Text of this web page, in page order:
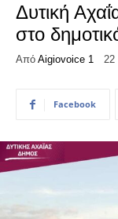
Δυτική
στο
Από Aigiovoice 1 22
Facebook